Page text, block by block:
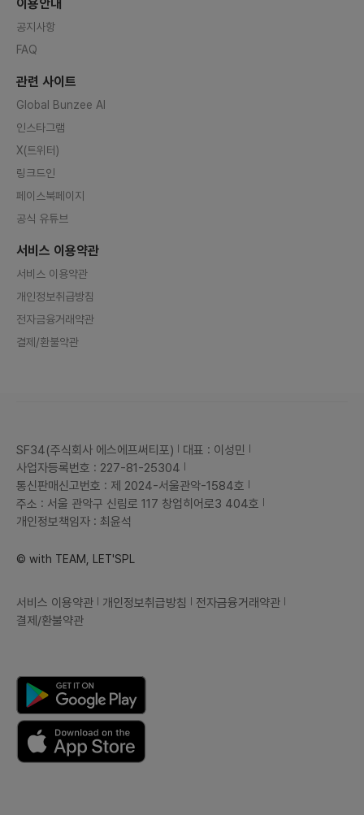
이용안내
공지사항
FAQ
관련 사이트
Global Bunzee AI
인스타그램
X(트위터)
링크드인
페이스북페이지
공식 유튜브
서비스 이용약관
서비스 이용약관
개인정보취급방침
전자금융거래약관
결제/환불약관
SF34(주식회사 에스에프써티포)
대표 : 이성민
사업자등록번호 : 227-81-25304
통신판매신고번호 : 제 2024-서울관악-1584호
주소 : 서울 관악구 신림로 117 창업히어로3 404호
개인정보책임자 : 최윤석
© with TEAM, LET'SPL
서비스 이용약관 개인정보취급방침
전자금융거래약관
결제/환불약관